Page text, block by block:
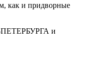
как и придворные
и